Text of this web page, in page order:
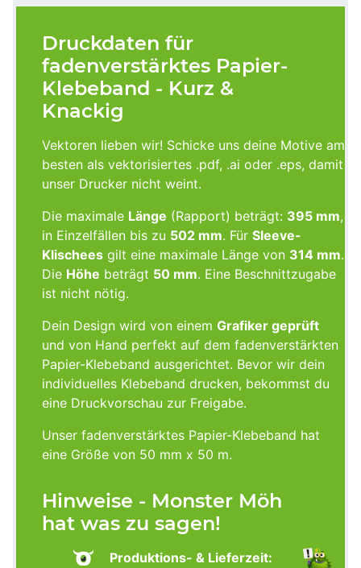
Druckdaten für
fadenverstärktes Papier-
Klebeband - Kurz &
Knackig
Vektoren lieben wir! Schicke uns deine Motive am
besten als vektorisiertes .pdf, .ai oder .eps, damit
unser Drucker nicht weint.
Die maximale Länge (Rapport) beträgt: 395 mm,
in Einzelfällen bis zu 502 mm. Für Sleeve-
Klischees gilt eine maximale Länge von 314 mm.
Die Höhe beträgt 50 mm. Eine Beschnittzugabe
ist nicht nötig.
Dein Design wird von einem Grafiker geprüft
und von Hand perfekt auf dem fadenverstärkten
Papier-Klebeband ausgerichtet. Bevor wir dein
individuelles Klebeband drucken, bekommst du
eine Druckvorschau zur Freigabe.
Unser fadenverstärktes Papier-Klebeband hat
eine Größe von 50 mm x 50 m.
Hinweise - Monster Möh
hat was zu sagen!
Produktions- & Lieferzeit: